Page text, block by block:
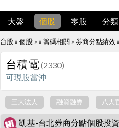
大盤 個股 零股 分類
台股 » 個股 » » 籌碼相關 » 券商分點績效 »
台積電(2330)
可現股當沖
三大法人 融資融券 八大
凱基-台北券商分點個股投